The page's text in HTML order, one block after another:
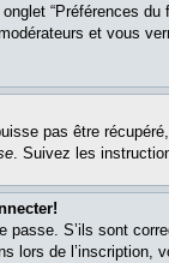
“Préférences du
et vous
pas être
. Suivez les
passe. S’ils sont
lors de l’inscription,